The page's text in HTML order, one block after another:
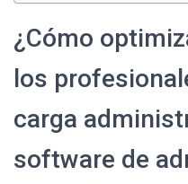
¿Cómo
los
carga
software de